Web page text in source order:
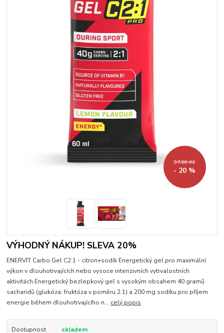
97,00 Kč
- 20 %
VÝHODNÝ NÁKUP! SLEVA 20%
ENERVIT Carbo Gel C2:1 - citron+sodík Energetický gel pro maximální
výkon v dlouhotrvajících nebo vysoce intenzivních vytrvalostních
aktivitách.Energetický bezlepkový gel s vysokým obsahem 40 gramů
sacharidů (glukóza: fruktóza v poměru 2:1) a 200 mg sodíku pro příjem
energie během dlouhotrvajícího n... celý popis
Dostupnost
skladem